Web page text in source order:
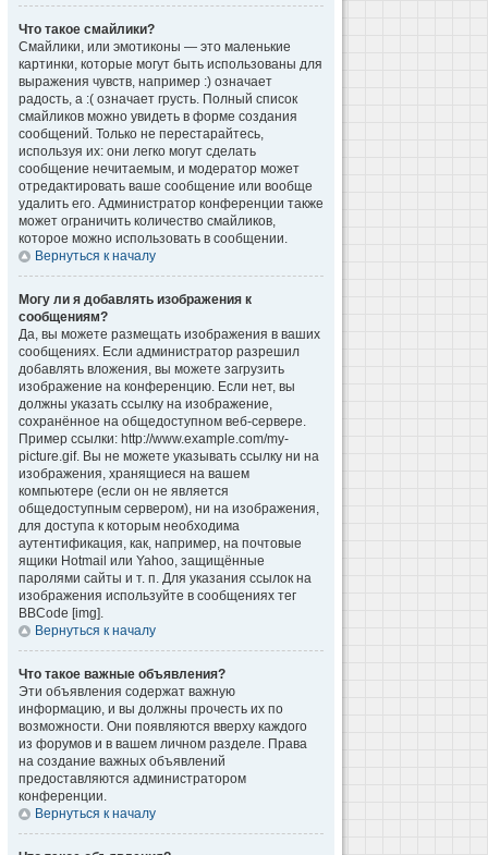
Что такое смайлики?
Смайлики, или эмотиконы — это маленькие
картинки, которые могут быть использованы для
выражения чувств, например :) означает
радость, а :( означает грусть. Полный список
смайликов можно увидеть в форме создания
сообщений. Только не перестарайтесь,
используя их: они легко могут сделать
сообщение нечитаемым, и модератор может
отредактировать ваше сообщение или вообще
удалить его. Администратор конференции также
может ограничить количество смайликов,
которое можно использовать в сообщении.
Вернуться к началу
Могу ли я добавлять изображения к
сообщениям?
Да, вы можете размещать изображения в ваших
сообщениях. Если администратор разрешил
добавлять вложения, вы можете загрузить
изображение на конференцию. Если нет, вы
должны указать ссылку на изображение,
сохранённое на общедоступном веб-сервере.
Пример ссылки: http://www.example.com/my-
picture.gif. Вы не можете указывать ссылку ни на
изображения, хранящиеся на вашем
компьютере (если он не является
общедоступным сервером), ни на изображения,
для доступа к которым необходима
аутентификация, как, например, на почтовые
ящики Hotmail или Yahoo, защищённые
паролями сайты и т. п. Для указания ссылок на
изображения используйте в сообщениях тег
BBCode [img].
Вернуться к началу
Что такое важные объявления?
Эти объявления содержат важную
информацию, и вы должны прочесть их по
возможности. Они появляются вверху каждого
из форумов и в вашем личном разделе. Права
на создание важных объявлений
предоставляются администратором
конференции.
Вернуться к началу